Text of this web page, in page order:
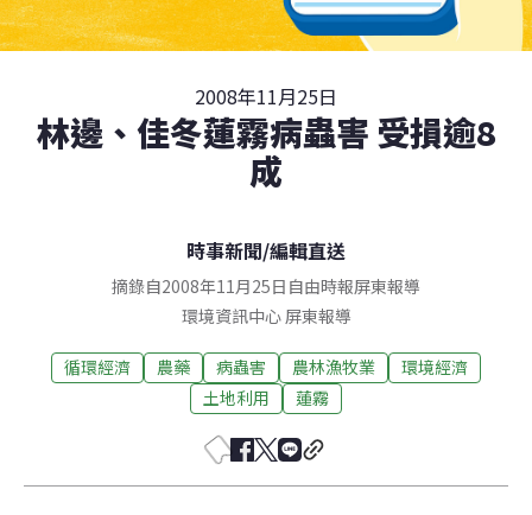
2008年11月25日
林邊、佳冬蓮霧病蟲害 受損逾8
成
時事新聞/編輯直送
摘錄自2008年11月25日自由時報屏東報導
環境資訊中心 屏東報導
循環經濟 農藥 病蟲害 農林漁牧業
環境經濟
土地利用
蓮霧